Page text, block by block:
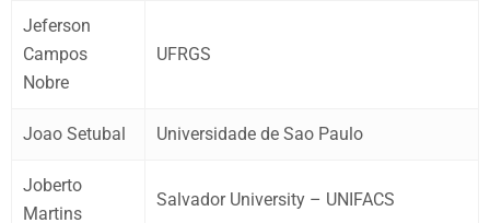
Jeferson
Campos
Nobre
UFRGS
Joao Setubal Universidade de Sao Paulo
Joberto
Martins
Salvador University – UNIFACS